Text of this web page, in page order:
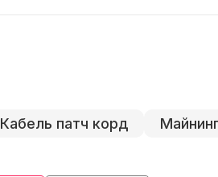
Кабель патч корд